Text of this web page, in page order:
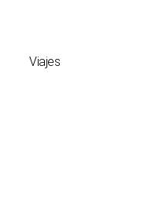
Viajes